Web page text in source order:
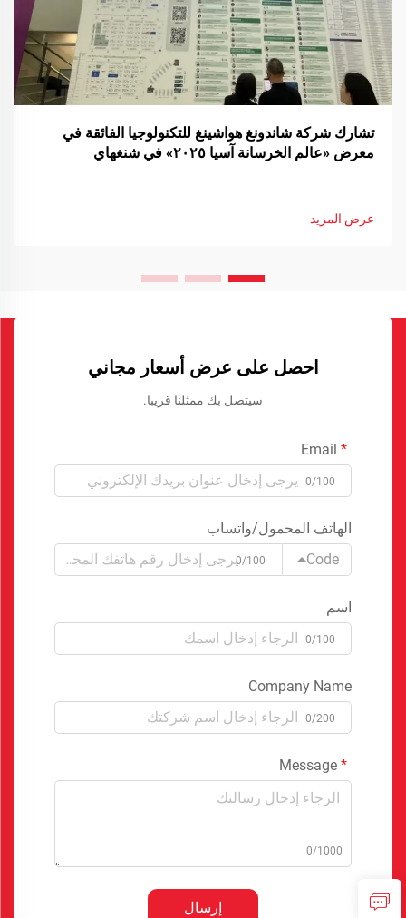
تشارك شركة شاندونغ هواشينغ للتكنولوجيا الفائقة في
معرض «عالم الخرسانة آسيا ٢٠٢٥» في شنغهاي
عرض المزيد
احصل على عرض أسعار مجاني
سيتصل بك ممثلنا قريبا.
0/100
الهاتف المحمول/واتساب
Code
0/100
اسم
0/100
Company Name
0/200
0/1000
إرسال